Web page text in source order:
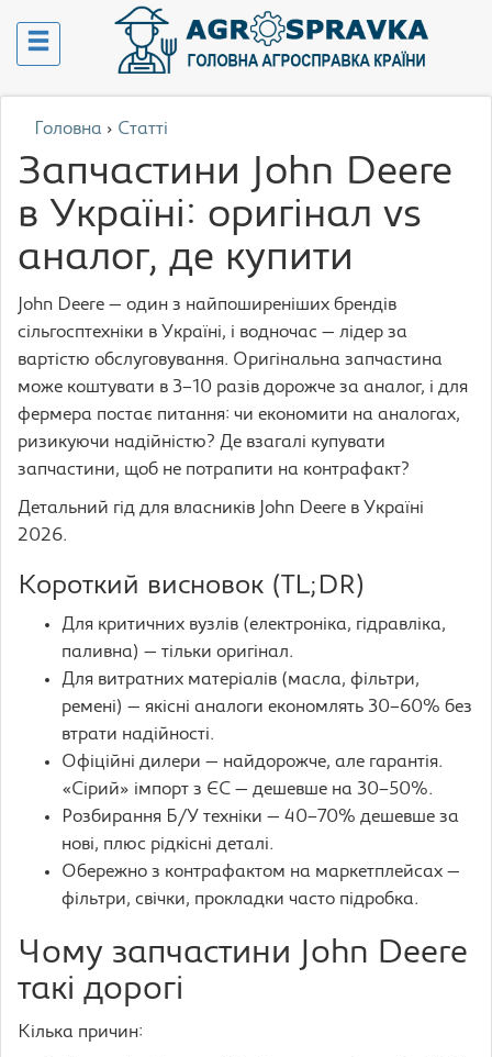
Головна › Статті
Запчастини John Deere
в Україні: оригінал vs
аналог, де купити
John Deere — один з найпоширеніших брендів
сільгосптехніки в Україні, і водночас — лідер за
вартістю обслуговування. Оригінальна запчастина
може коштувати в 3–10 разів дорожче за аналог, і для
фермера постає питання: чи економити на аналогах,
ризикуючи надійністю? Де взагалі купувати
запчастини, щоб не потрапити на контрафакт?
Детальний гід для власників John Deere в Україні
2026.
Короткий висновок (TL;DR)
Для критичних вузлів (електроніка, гідравліка,
паливна) — тільки оригінал.
Для витратних матеріалів (масла, фільтри,
ремені) — якісні аналоги економлять 30–60% без
втрати надійності.
Офіційні дилери — найдорожче, але гарантія.
«Сірий» імпорт з ЄС — дешевше на 30–50%.
Розбирання Б/У техніки — 40–70% дешевше за
нові, плюс рідкісні деталі.
Обережно з контрафактом на маркетплейсах —
фільтри, свічки, прокладки часто підробка.
Чому запчастини John Deere
такі дорогі
Кілька причин: